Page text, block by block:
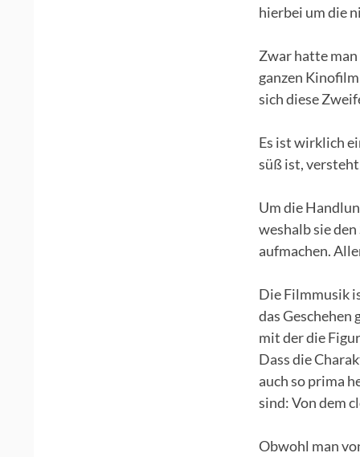
hierbei um die
Zwar hatte
ganzen
sich diese
Es ist wirklich
süß ist,
Um die
weshalb sie
aufmachen.
Die Filmmusik
das Geschehen
mit der die
Dass die
auch so prima
sind: Von dem
Obwohl man